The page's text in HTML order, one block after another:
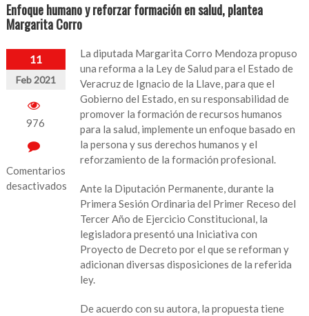
Enfoque humano y reforzar formación en salud, plantea
Margarita Corro
11
Feb 2021
976
Comentarios
desactivados
La diputada Margarita Corro Mendoza propuso
una reforma a la Ley de Salud para el Estado de
Veracruz de Ignacio de la Llave, para que el
Gobierno del Estado, en su responsabilidad de
promover la formación de recursos humanos
para la salud, implemente un enfoque basado en
la persona y sus derechos humanos y el
reforzamiento de la formación profesional.
Ante la Diputación Permanente, durante la
Primera Sesión Ordinaria del Primer Receso del
Tercer Año de Ejercicio Constitucional, la
legisladora presentó una Iniciativa con
Proyecto de Decreto por el que se reforman y
adicionan diversas disposiciones de la referida
ley.
De acuerdo con su autora, la propuesta tiene